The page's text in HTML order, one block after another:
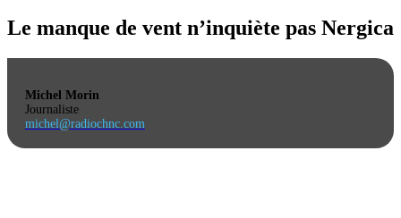
Le manque de vent n’inquiète pas Nergica
Michel Morin
Journaliste
michel@radiochnc.com